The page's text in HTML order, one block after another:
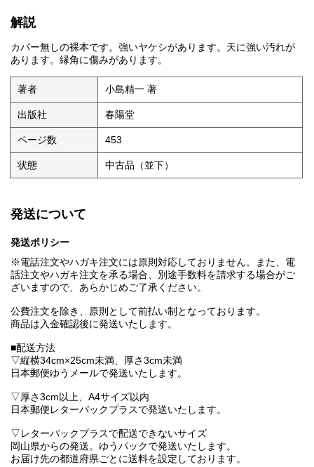
解説
カバー無しの裸本です。強いヤケシがあります。天に強い汚れが
あります。縁角に傷みがあります。
著者 小島精一 著
出版社 春陽堂
ページ数 453
状態 中古品（並下）
発送について
発送ポリシー
※電話注文やハガキ注文には原則対応しておりません。また、電
話注文やハガキ注文を承る場合、別途手数料を請求する場合がご
ざいますので、あらかじめご了承ください。
公費注文を除き、原則として前払い制となっております。
商品は入金確認後に発送いたします。
■配送方法
▽縦横34cm×25cm未満、厚さ3cm未満
日本郵便ゆうメールで発送いたします。
▽厚さ3cm以上、A4サイズ以内
日本郵便レターパックプラスで発送いたします。
▽レターパックプラスで配送できないサイズ
岡山県からの発送。ゆうパックで発送いたします。
お届け先の都道府県ごとに送料を設定しております。